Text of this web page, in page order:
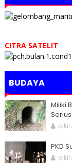
CITRA SATELIT
BUDAYA
Miliki
Serius
PKD